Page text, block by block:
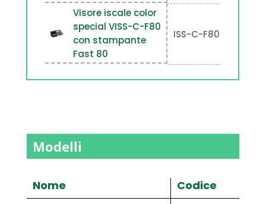
Visore iscale color
special VISS-C-F80
con stampante
Fast 80
ISS-C-F80
Modelli
Nome Codice